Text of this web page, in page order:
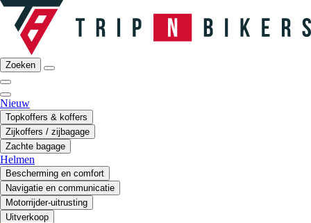
Zoeken
Nieuw
Topkoffers & koffers
Zijkoffers / zijbagage
Zachte bagage
Helmen
Bescherming en comfort
Navigatie en communicatie
Motorrijder-uitrusting
Uitverkoop